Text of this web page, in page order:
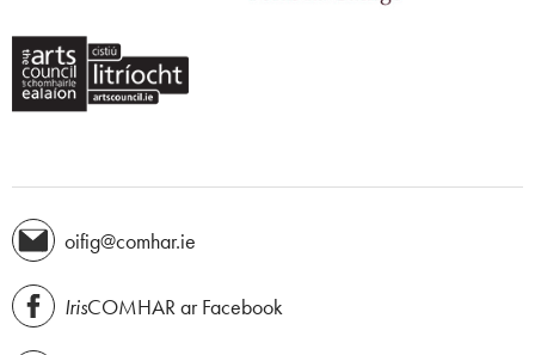
oifig@comhar.ie
IrisCOMHAR ar Facebook